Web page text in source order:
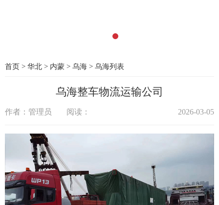
首页 > 华北 > 内蒙 > 乌海 > 乌海列表
乌海整车物流运输公司
作者：管理员 阅读： 2026-03-05